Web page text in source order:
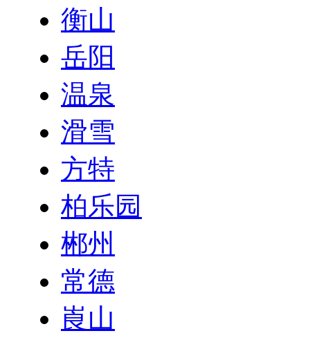
衡山
岳阳
温泉
滑雪
方特
柏乐园
郴州
常德
崀山